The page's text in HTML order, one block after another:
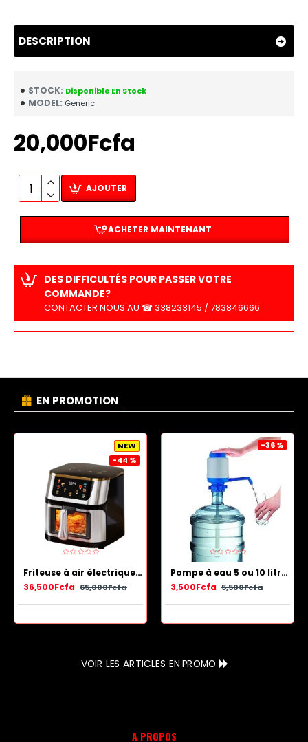
DESCRIPTION
STOCK: Disponible En Stock
MODEL: Generic
20,000Fcfa
AJOUTER
ACHETER MAINTENANT
DES DIFFICULTÉS POUR PASSER VOTRE
COMMANDE?
CONTACTER NOUS AU ☎ 338233145 / 783846666
EN PROMOTION
NEW
-44 %
Friteuse à air électrique en acier inoxydable avec panier antiadhésif 13.5 L
36,500Fcfa 65,000Fcfa
-36 %
Pompe à eau 5 ou 10 litres - Bleu Blanc
3,500Fcfa 5,500Fcfa
VOIR LES ARTICLES EN PROMO
A PROPOS